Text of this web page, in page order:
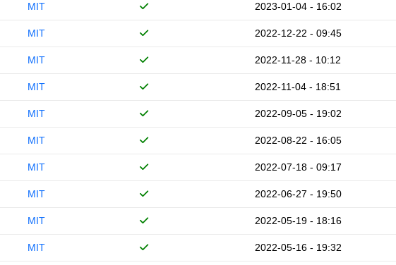
MIT 2023-01-04 - 16:02
MIT 2022-12-22 - 09:45
MIT 2022-11-28 - 10:12
MIT 2022-11-04 - 18:51
MIT 2022-09-05 - 19:02
MIT 2022-08-22 - 16:05
MIT 2022-07-18 - 09:17
MIT 2022-06-27 - 19:50
MIT 2022-05-19 - 18:16
MIT 2022-05-16 - 19:32